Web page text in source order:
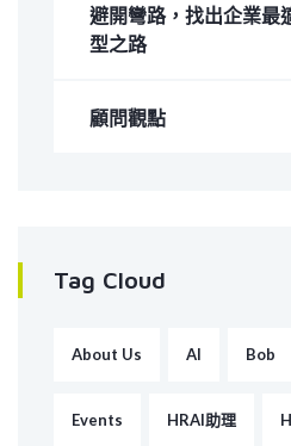
避開彎路，找出企業最
型之路
顧問觀點
Tag Cloud
About Us AI Bob
Events HRAI助理